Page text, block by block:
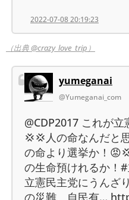
2022-07-08 20:19:23
（出典 @crazy_love_trip）
yumeganai
@Yumeganai_com
@CDP2017 これが
💢💢人の命なんだと
の命より選挙か！
の生命預けれるか！
立憲民主党にうんざ
の災難、自民有…